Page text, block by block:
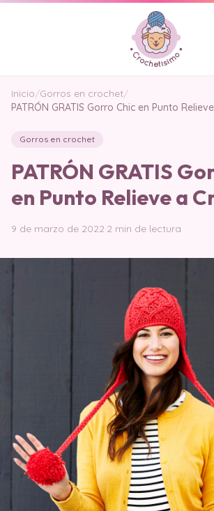
Inicio/Gorros en crochet/
PATRÓN GRATIS Gorro Chic en Punto
Gorros en crochet
PATRÓN GRATIS
en Punto Relieve a
9 de marzo de 2022·2 min de lectura